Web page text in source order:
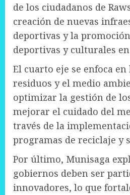
de los ciudadanos de
creación de nuevas
deportivas y la
deportivas y culturales
El cuarto eje se enfoca
residuos y el medio
optimizar la gestión de
mejorar el cuidado del
través de la
programas de reciclaje y
Por último, Munisaga
gobiernos deben ser
innovadores, lo que